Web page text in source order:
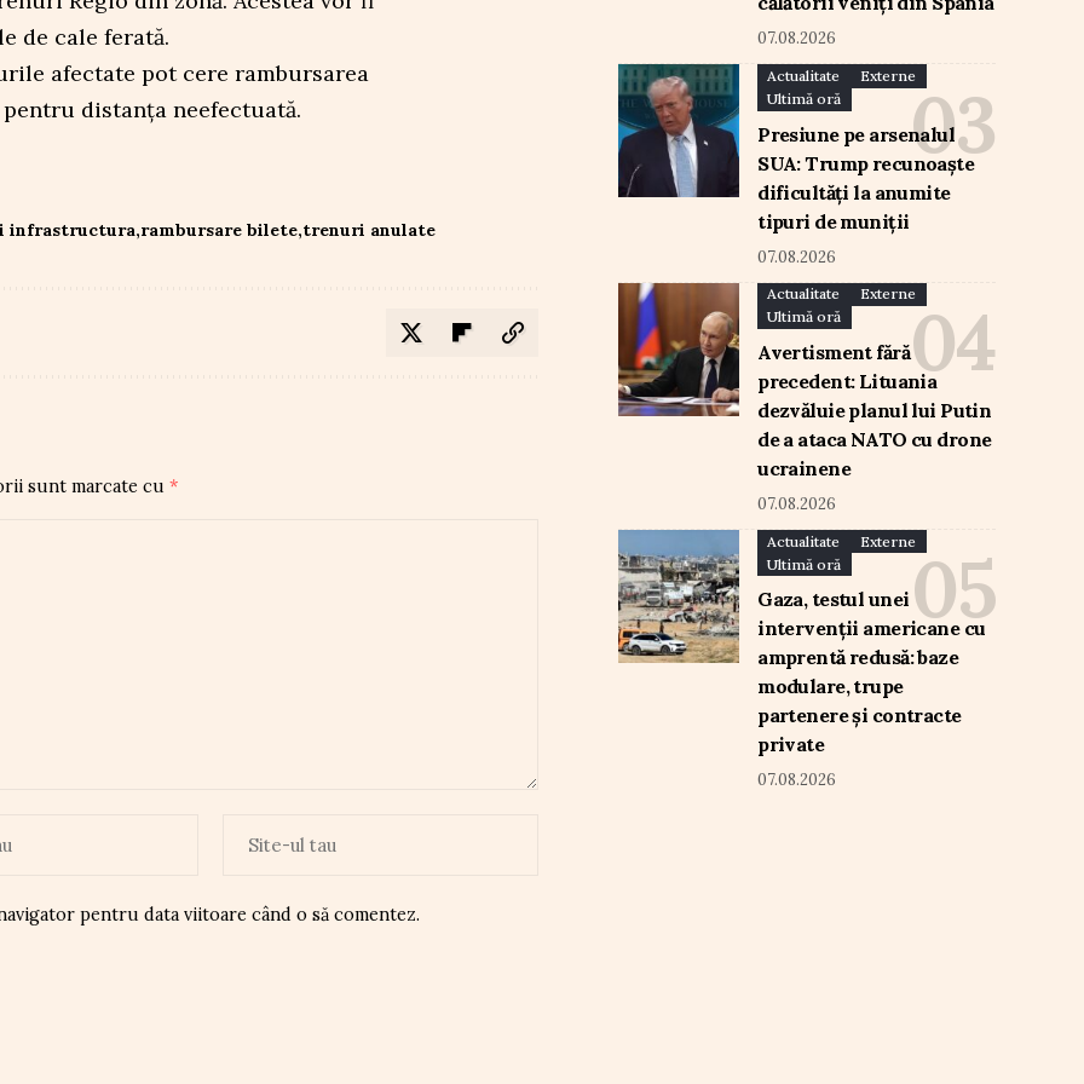
de cale ferată.
afectate pot cere rambursarea
distanța neefectuată.
infrastructura rambursare bilete trenuri anulate
sunt marcate cu *
pentru data viitoare când o să comentez.
07.08.2026
Actualitate
Externe
Ultimă oră
Presiune pe arsenalul
SUA: Trump recunoaște
dificultăți la anumite
tipuri de muniții
07.08.2026
Actualitate
Externe
Ultimă oră
Avertisment fără
precedent: Lituania
dezvăluie planul lui Putin
de a ataca NATO cu drone
ucrainene
07.08.2026
Actualitate
Externe
Ultimă oră
Gaza, testul unei
intervenții americane cu
amprentă redusă: baze
modulare, trupe
partenere și contracte
private
07.08.2026